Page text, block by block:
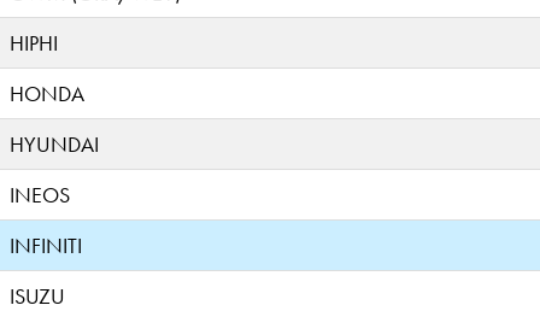
HIPHI
HONDA
HYUNDAI
INEOS
INFINITI
ISUZU